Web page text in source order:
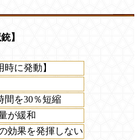
】
に発動】
間を30％短縮
が緩和
効果を発揮しない